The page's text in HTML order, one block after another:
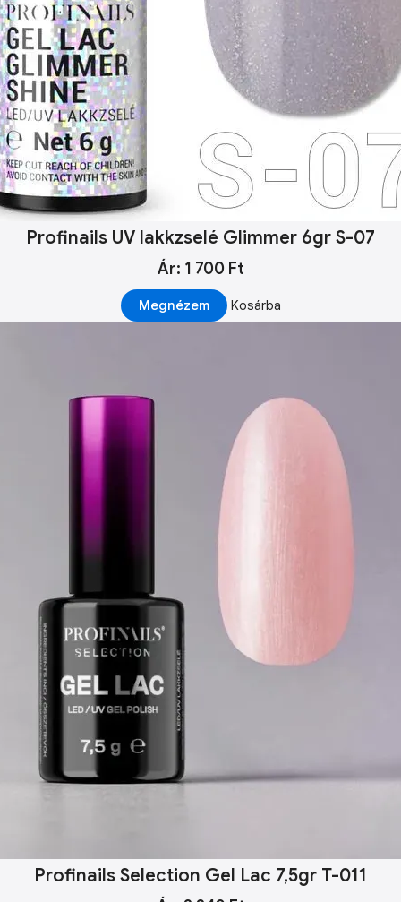
Profinails UV lakkzselé Glimmer 6gr S-07
Ár: 1 700 Ft
Megnézem Kosárba
Profinails Selection Gel Lac 7,5gr T-011